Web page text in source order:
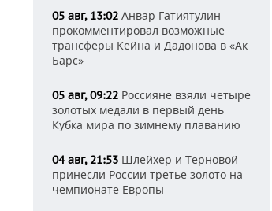
05 авг, 13:02 Анвар Гатиятулин
прокомментировал возможные
трансферы Кейна и Дадонова в «Ак
Барс»
05 авг, 09:22 Россияне взяли четыре
золотых медали в первый день
Кубка мира по зимнему плаванию
04 авг, 21:53 Шлейхер и Терновой
принесли России третье золото на
чемпионате Европы